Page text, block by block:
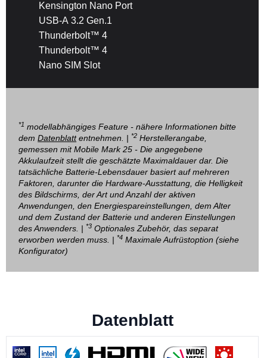
Kensington Nano Port
USB-A 3.2 Gen.1
Thunderbolt™ 4
Thunderbolt™ 4
Nano SIM Slot
*1 modellabhängiges Feature - nähere Informationen bitte
demDatenblattentnehmen. | *2 Herstellerangabe,
gemessen mit Mobile Mark 25 - Die angegebene
Akkulaufzeit stellt die geschätzte Maximaldauer dar. Die
tatsächliche Batterie-Lebensdauer basiert auf mehreren
Faktoren, darunter die Hardware-Ausstattung, die Helligkeit
des Bildschirms, der Art und Anzahl der aktiven
Anwendungen, den Energiespareinstellungen, dem Alter
und dem Zustand der Batterie und anderen Einstellungen
des Anwenders. | *3 Optionales Zubehör, das separat
erworben werden muss. | *4 Maximale Aufrüstoption (siehe
Konfigurator)
Datenblatt